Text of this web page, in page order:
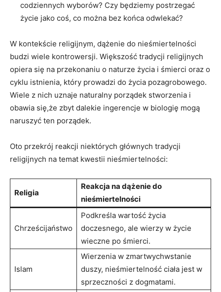
codziennych wyborów? Czy będziemy postrzegać
życie jako coś, co można bez końca odwlekać?
W kontekście religijnym, dążenie do nieśmiertelności
budzi wiele kontrowersji. Większość tradycji religijnych
opiera się na przekonaniu o naturze życia i śmierci oraz o
cyklu istnienia, który prowadzi do życia pozagrobowego.
Wiele z nich uznaje naturalny porządek stworzenia i
obawia się,że zbyt dalekie ingerencje w biologię mogą
naruszyć ten porządek.
Oto przekrój reakcji niektórych głównych tradycji
religijnych na temat kwestii nieśmiertelności:
Religia
Reakcja na dążenie do
nieśmiertelności
Chrześcijaństwo
Podkreśla wartość życia
doczesnego, ale wierzy w życie
wieczne po śmierci.
Islam
Wierzenia w zmartwychwstanie
duszy, nieśmiertelność ciała jest w
sprzeczności z dogmatami.